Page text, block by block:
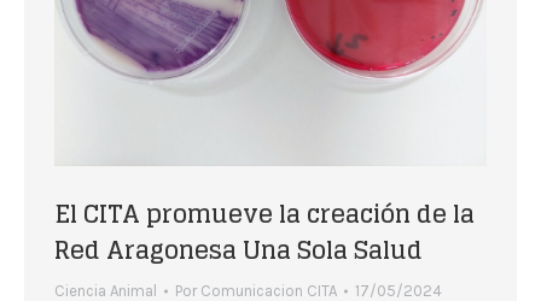
El CITA promueve la creación de la
Red Aragonesa Una Sola Salud
Ciencia Animal Por Comunicacion CITA 17/05/2024